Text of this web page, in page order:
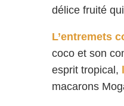
délice fruité
L’entremets
coco et son
esprit tropical,
macarons